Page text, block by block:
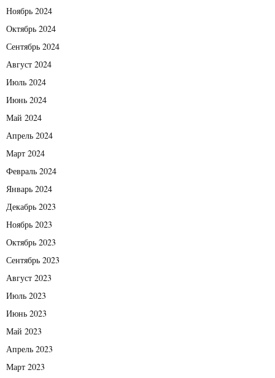
Ноябрь 2024
Октябрь 2024
Сентябрь 2024
Август 2024
Июль 2024
Июнь 2024
Май 2024
Апрель 2024
Март 2024
Февраль 2024
Январь 2024
Декабрь 2023
Ноябрь 2023
Октябрь 2023
Сентябрь 2023
Август 2023
Июль 2023
Июнь 2023
Май 2023
Апрель 2023
Март 2023